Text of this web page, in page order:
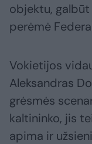
objektu,
perėmė
Vokietijos
Aleksandras
grėsmės
kaltininko, jis
apima ir